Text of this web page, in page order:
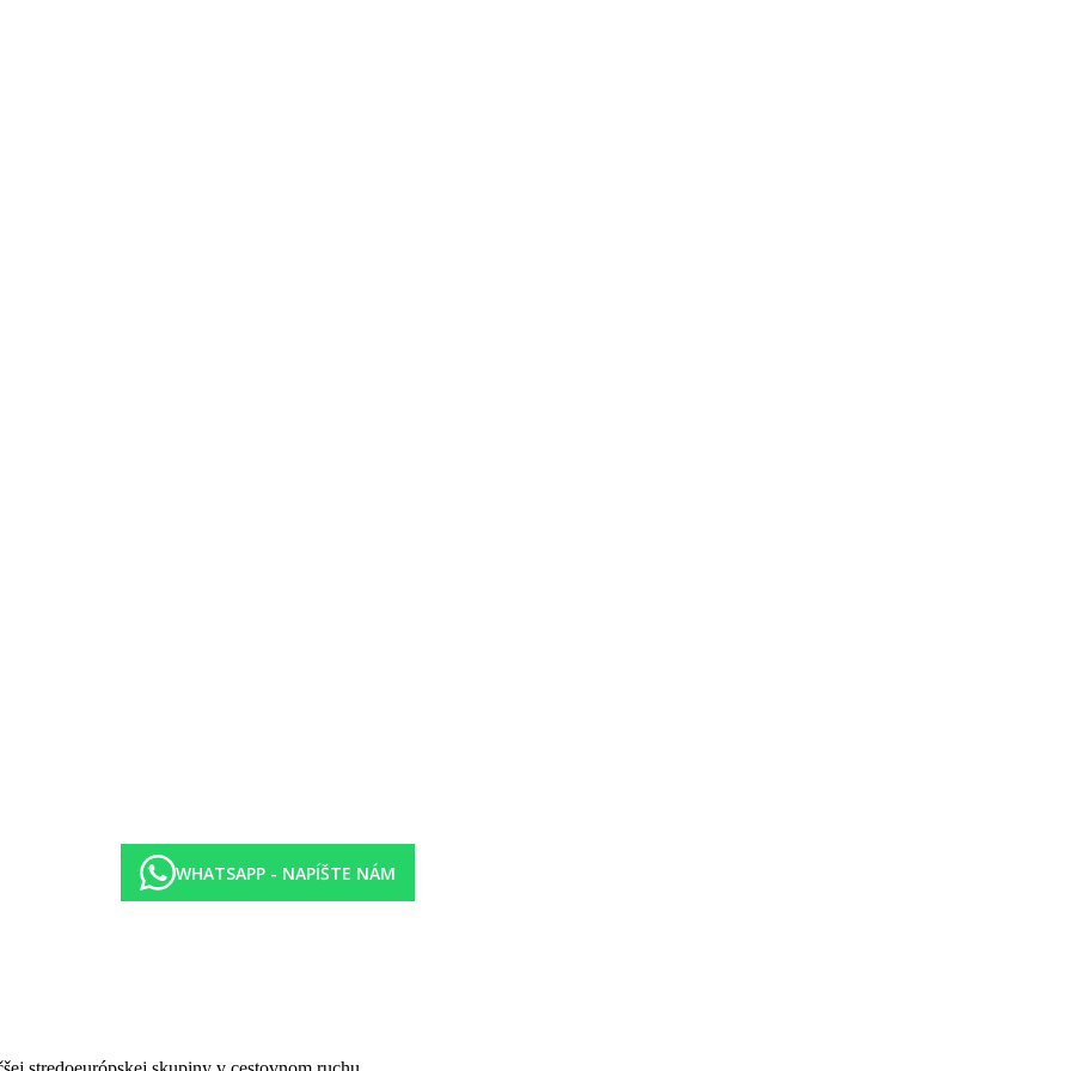
WHATSAPP - NAPÍŠTE NÁM